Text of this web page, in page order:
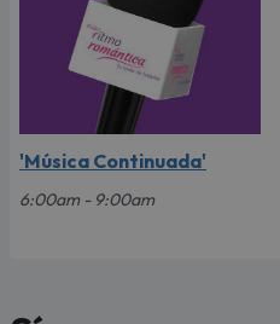
'Música Continuada'
6:00am - 9:00am